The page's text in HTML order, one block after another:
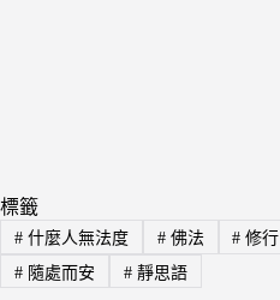
標籤
#什麼人無法度 #佛法 # 修行
#隨處而安 #靜思語